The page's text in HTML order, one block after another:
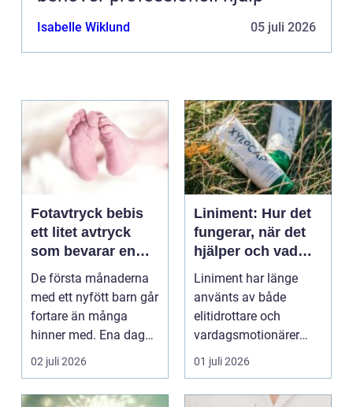
Isabelle Wiklund 05 juli 2026
Fotavtryck bebis
ett litet avtryck
som bevarar en
stor stund
De första månaderna
med ett nyfött barn går
fortare än många
hinner med. Ena dagen
ryms hela foten i...
02 juli 2026
Liniment: Hur det
fungerar, när det
hjälper och vad
man bör tänka på
Liniment har länge
använts av både
elitidrottare och
vardagsmotionärer
för...
01 juli 2026